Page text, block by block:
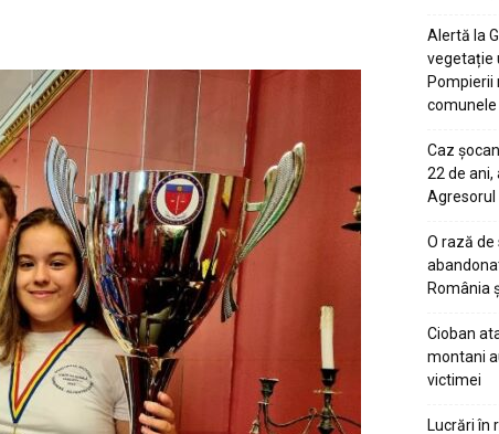
Alertă la
vegetație
Pompierii
comunele
Caz
22 de ani,
O rază
România
Cioban
montani
victimei
Lucrări în